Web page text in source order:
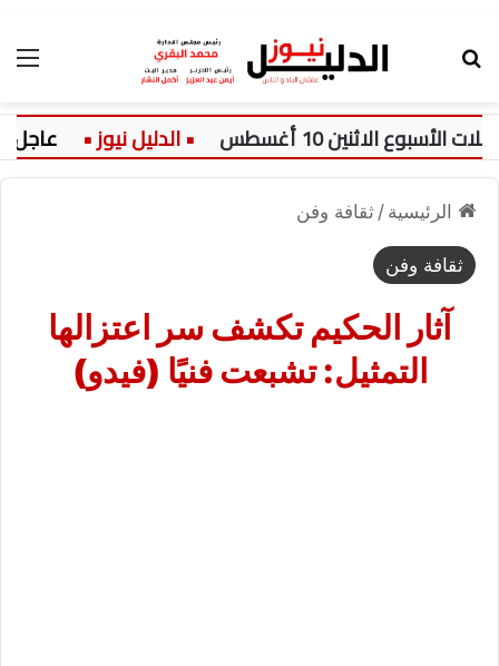
10 أغسطس عاجل:
الرئيسية / ثقافة وفن
ثقافة وفن
آثار الحكيم تكشف سر اعتزالها
التمثيل: تشبعت فنيًا (فيدو)